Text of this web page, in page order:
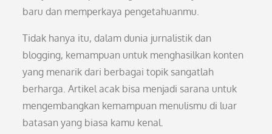
baru dan memperkaya pengetahuanmu.
Tidak hanya itu, dalam dunia jurnalistik dan
blogging, kemampuan untuk menghasilkan konten
yang menarik dari berbagai topik sangatlah
berharga. Artikel acak bisa menjadi sarana untuk
mengembangkan kemampuan menulismu di luar
batasan yang biasa kamu kenal.